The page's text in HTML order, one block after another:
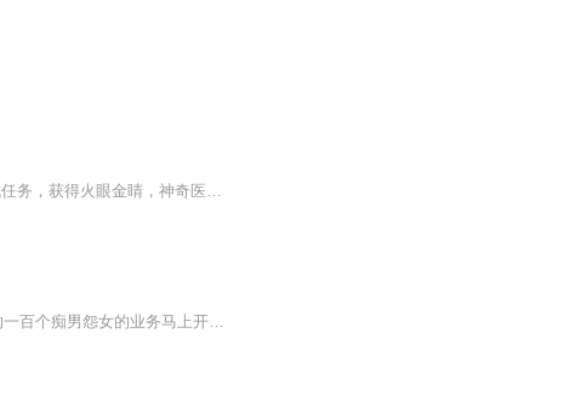
李强本是个平凡的高中生，莫名其妙获得了天庭打工系统，他帮助天庭的各路神仙完成任务，获得火眼金睛，神奇医术，仙家道法，从此无所不能！曾经，他只是个靠打工赚钱的可怜学生，此后，他却是独一无二的，天庭打工皇帝！风云再起。
背负一身债务的赵逸群误入三界红包群...... 哎呀，月老别戳我了，行行行，给你保证的一百个痴男怨女的业务马上开展， 哎哟，张道长，别给我塞红包啦， 龙虎山那群人都快把我供起来了 各位大佬别抖我窗口啦，一个一个来，一个一个来 被各路神仙青睐的赵逸群...